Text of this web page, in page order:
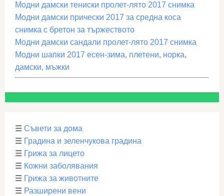
Модни дамски тениски пролет-лято 2017 снимка
Модни дамски прически 2017 за средна коса
снимка с бретон за тържеството
Модни дамски сандали пролет-лято 2017 снимка
Модни шапки 2017 есен-зима, плетени, норка,
дамски, мъжки
☰ Съвети за дома
☰ Градина и зеленчукова градина
☰ Грижа за лицето
☰ Кожни заболявания
☰ Грижа за животните
☰ Разширени вени